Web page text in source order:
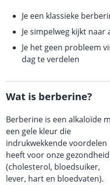
Je een klassieke
Je simpelweg kijkt
Je het geen probleem
dag te verdelen
Wat is berberine?
Berberine is een alkaloïde
een gele kleur die
indrukwekkende voordelen
heeft voor onze gezondheid
(cholesterol, bloedsuiker,
lever, hart en bloedvaten).